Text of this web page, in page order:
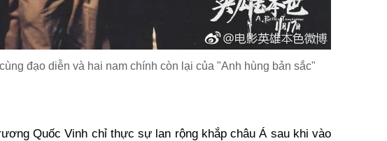
đạo diễn và hai nam chính còn lại của "Anh hùng bản sắc"
Quốc Vinh chỉ thực sự lan rộng khắp châu Á sau khi vào